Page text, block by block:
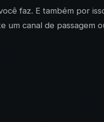
faz. E também por
canal de passagem